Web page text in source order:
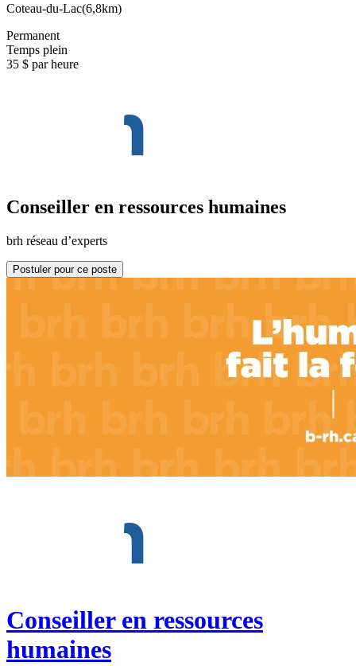
Coteau-du-Lac(6,8km)
Permanent
Temps plein
35 $ par heure
Conseiller en ressources humaines
brh réseau d’experts
Postuler pour ce poste
Conseiller en ressources
humaines